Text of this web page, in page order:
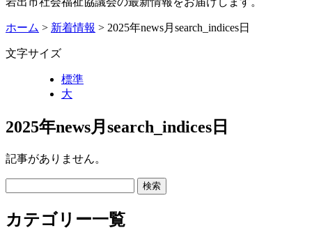
ホーム > 新着情報 > 2025年news月search_indices日
文字サイズ
標準
大
2025年news月search_indices日
記事がありません。
カテゴリー一覧